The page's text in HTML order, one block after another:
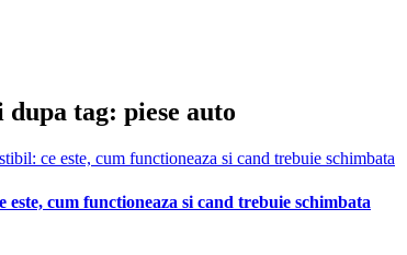
tag: piese auto
este, cum functioneaza si cand trebuie schimbata